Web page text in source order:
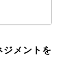
ジメントを